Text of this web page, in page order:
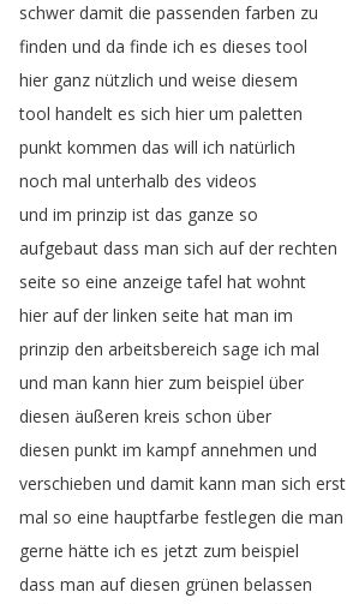
schwer damit die passenden farben zu
finden und da finde ich es dieses tool
hier ganz nützlich und weise diesem
tool handelt es sich hier um paletten
punkt kommen das will ich natürlich
noch mal unterhalb des videos
und im prinzip ist das ganze so
aufgebaut dass man sich auf der rechten
seite so eine anzeige tafel hat wohnt
hier auf der linken seite hat man im
prinzip den arbeitsbereich sage ich mal
und man kann hier zum beispiel über
diesen äußeren kreis schon über
diesen punkt im kampf annehmen und
verschieben und damit kann man sich erst
mal so eine hauptfarbe festlegen die man
gerne hätte ich es jetzt zum beispiel
dass man auf diesen grünen belassen